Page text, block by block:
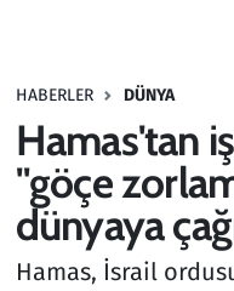
HABERLER DÜNYA
Hamas'tan
"göçe
dünyaya
Hamas, İsrail
Haber
Kültür Sanat
Kurumsal